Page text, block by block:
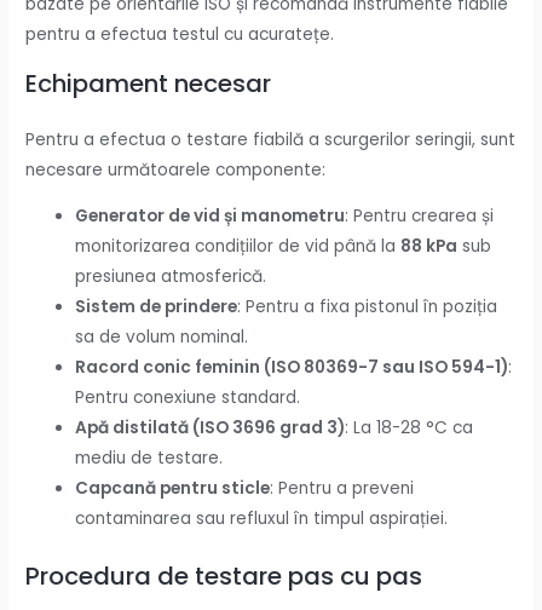
pentru a efectua testul cu acuratețe.
Echipament necesar
Pentru a efectua o testare fiabilă a scurgerilor seringii, sunt
necesare următoarele componente:
Generator de vid și manometru: Pentru crearea și
monitorizarea condițiilor de vid până la 88 kPa sub
presiunea atmosferică.
Sistem de prindere: Pentru a fixa pistonul în poziția
sa de volum nominal.
Racord conic feminin (ISO 80369-7 sau ISO 594-1):
Pentru conexiune standard.
Apă distilată (ISO 3696 grad 3): La 18-28 °C ca
mediu de testare.
Capcană pentru sticle: Pentru a preveni
contaminarea sau refluxul în timpul aspirației.
Procedura de testare pas cu pas